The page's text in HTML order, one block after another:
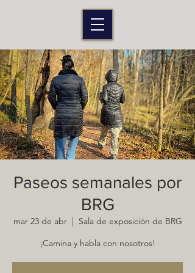
Paseos semanales por
BRG
mar 23 de abr
  |
Sala de exposición de BRG
¡Camina y habla con nosotros!